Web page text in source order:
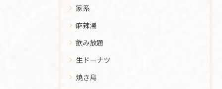
家系
麻辣湯
飲み放題
生ドーナツ
焼き鳥